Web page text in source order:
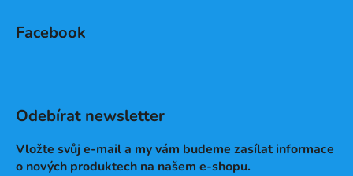
Facebook
Odebírat newsletter
Vložte svůj e-mail a my vám budeme zasílat informace
o nových produktech na našem e-shopu.